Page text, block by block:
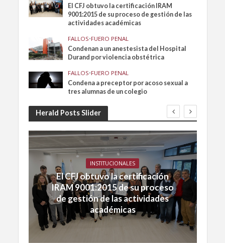
El CFJ obtuvo la certificación IRAM
9001:2015 de su proceso de gestión de las
actividades académicas
FALLOS•FUERO PENAL
Condenan a un anestesista del Hospital
Durand por violencia obstétrica
FALLOS•FUERO PENAL
Condena a preceptor por acoso sexual a
tres alumnas de un colegio
Herald Posts Slider
INSTITUCIONALES
El CFJ obtuvo la certificación
IRAM 9001:2015 de su proceso
de gestión de las actividades
académicas